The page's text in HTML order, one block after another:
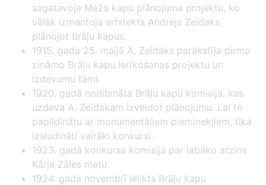
sagatavoja Meža kapu plānojuma projektu, ko
vēlāk izmantoja arhitekts Andrejs Zeidaks,
plānojot Brāļu kapus.
1915. gada 25. maijā A. Zeidaks parakstīja pirmo
zināmo Brāļu kapu ierīkošanas projektu un
izdevumu tāmi.
1920. gadā nodibināta Brāļu kapu komisija, kas
uzdeva A. Zeidakam izveidot plānojumu. Lai to
papildinātu ar monumentāliem pieminekļiem, tika
izsludināti vairāki konkursi.
1923. gadā konkursa komisija par labāko atzina
Kārļa Zāles metu.
1924. gada novembrī ielikts Brāļu kapu